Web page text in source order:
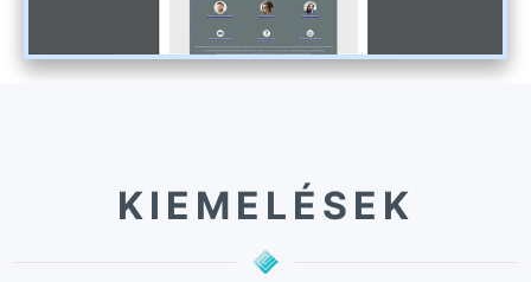
KIEMELÉSEK